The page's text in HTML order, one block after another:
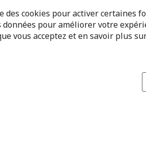
des cookies pour activer certaines
données pour améliorer votre
vous acceptez et en savoir plus